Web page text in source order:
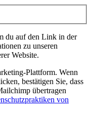
du auf den Link in der
zu unseren
Website.
Plattform. Wenn
bestätigen Sie, dass
übertragen
von